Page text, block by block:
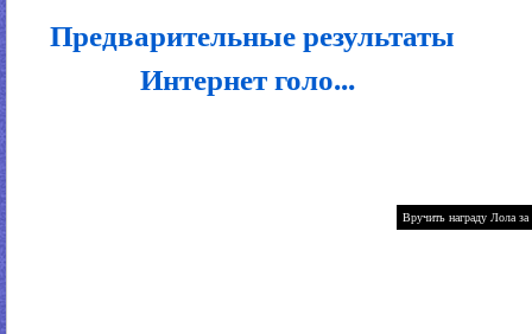
Предварительные результаты
Интернет голо...